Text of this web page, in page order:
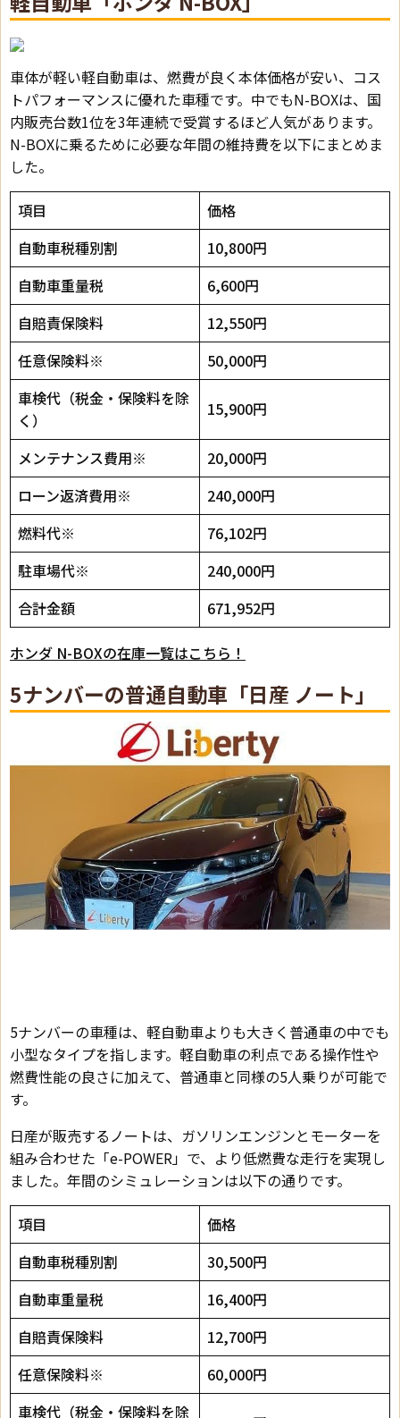
車体が軽い軽自動車は、燃費が良く本体価格が安い、コス
トパフォーマンスに優れた車種です。中でもN-BOXは、国
内販売台数1位を3年連続で受賞するほど人気があります。
N-BOXに乗るために必要な年間の維持費を以下にまとめま
した。
項目
価格
自動車税種別割
10,800円
自動車重量税
6,600円
自賠責保険料
12,550円
任意保険料※
50,000円
車検代（税金・保険料を除
く）
15,900円
メンテナンス費用※
20,000円
ローン返済費用※
240,000円
燃料代※
76,102円
駐車場代※
240,000円
合計金額
671,952円
ホンダ N-BOXの在庫一覧はこちら！
5ナンバーの普通自動車「日産 ノート」
5ナンバーの車種は、軽自動車よりも大きく普通車の中でも
小型なタイプを指します。軽自動車の利点である操作性や
燃費性能の良さに加えて、普通車と同様の5人乗りが可能で
す。
日産が販売するノートは、ガソリンエンジンとモーターを
組み合わせた「e-POWER」で、より低燃費な走行を実現し
ました。年間のシミュレーションは以下の通りです。
項目
価格
自動車税種別割
30,500円
自動車重量税
16,400円
自賠責保険料
12,700円
任意保険料※
60,000円
車検代（税金・保険料を除